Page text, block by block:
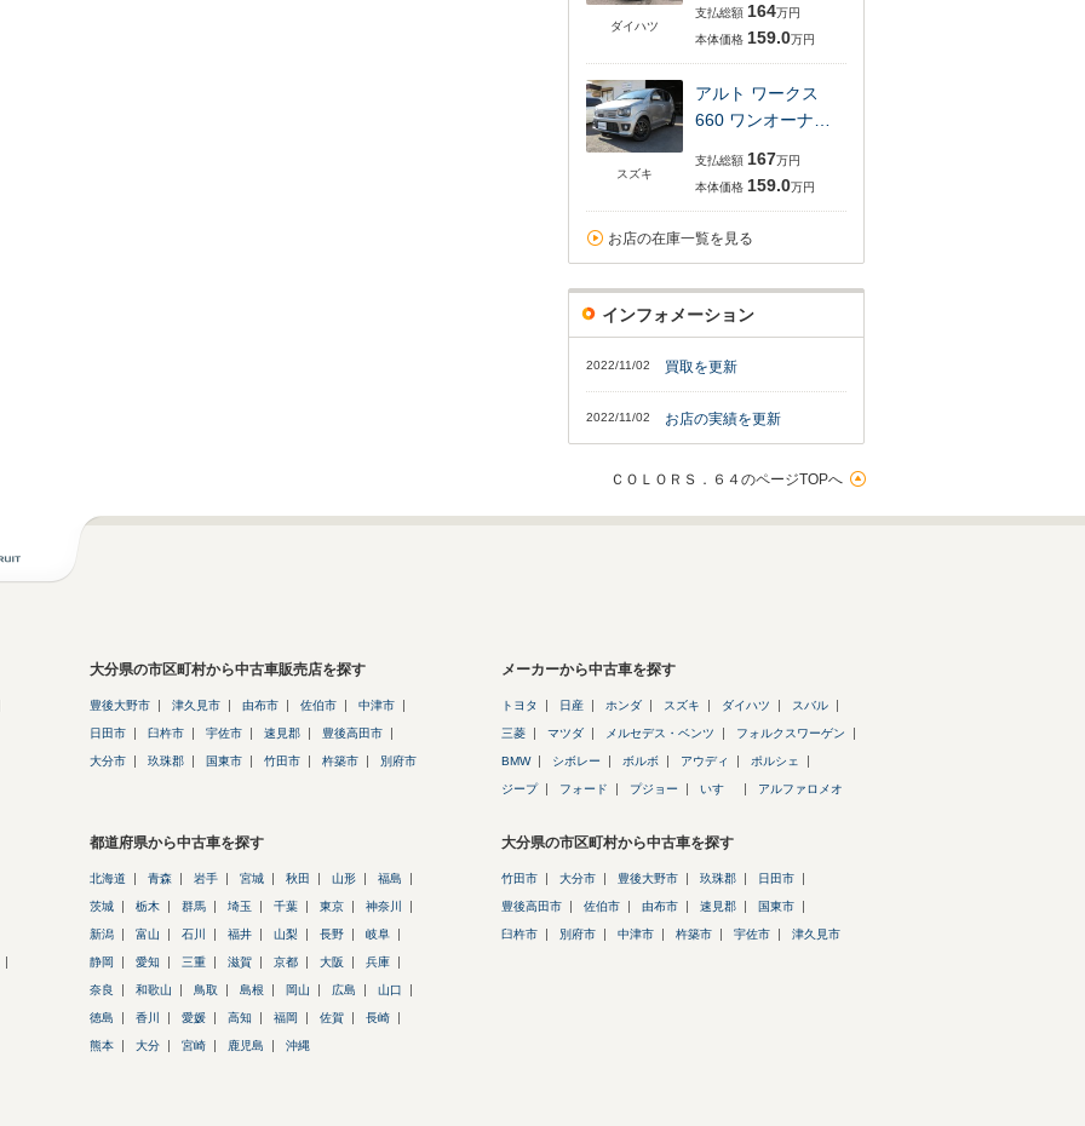
ダイハツ
支払総額 164万円
本体価格 159.0万円
スズキ
アルト ワークス
660 ワンオーナ…
支払総額 167万円
本体価格 159.0万円
お店の在庫一覧を見る
インフォメーション
2022/11/02 買取を更新
2022/11/02 お店の実績を更新
ＣＯＬＯＲＳ．６４のページTOPへ
大分県の市区町村から中古車販売店を探す
豊後大野市 津久見市 由布市 佐伯市 中津市
日田市 臼杵市 宇佐市 速見郡 豊後高田市
大分市 玖珠郡 国東市 竹田市 杵築市 別府市
メーカーから中古車を探す
トヨタ 日産 ホンダ スズキ ダイハツ スバル
三菱 マツダ メルセデス・ベンツ フォルクスワーゲン
BMW シボレー ボルボ アウディ ポルシェ
ジープ フォード プジョー いすゞ アルファロメオ
都道府県から中古車を探す
北海道 青森 岩手 宮城 秋田 山形 福島
茨城 栃木 群馬 埼玉 千葉 東京 神奈川
新潟 富山 石川 福井 山梨 長野 岐阜
静岡 愛知 三重 滋賀 京都 大阪 兵庫
奈良 和歌山 鳥取 島根 岡山 広島 山口
徳島 香川 愛媛 高知 福岡 佐賀 長崎
熊本 大分 宮崎 鹿児島 沖縄
大分県の市区町村から中古車を探す
竹田市 大分市 豊後大野市 玖珠郡 日田市
豊後高田市 佐伯市 由布市 速見郡 国東市
臼杵市 別府市 中津市 杵築市 宇佐市 津久見市